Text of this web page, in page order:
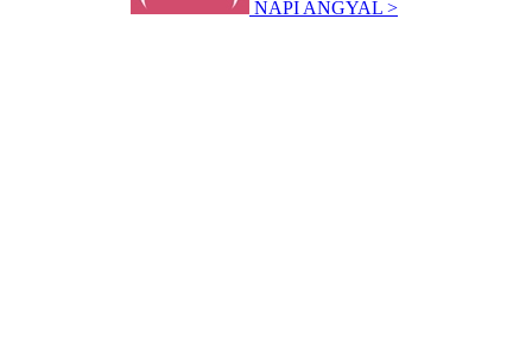
NAPI ANGYAL >